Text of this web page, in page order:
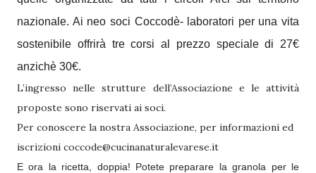
nazionale. Ai neo soci Coccodè- laboratori per una vita
sostenibile offrirà tre corsi al prezzo speciale di 27€
anzichè 30€.
L’ingresso nelle strutture dell’Associazione e le attività
proposte sono riservati ai soci.
Per conoscere la nostra Associazione, per informazioni ed
iscrizioni coccode@cucinanaturalevarese.it
E ora la ricetta, doppia! Potete preparare la granola per le